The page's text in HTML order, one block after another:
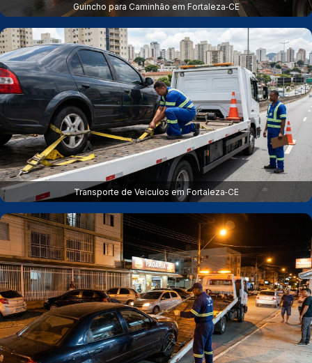
Guincho para Caminhão em Fortaleza‑CE
Transporte de Veículos em Fortaleza‑CE